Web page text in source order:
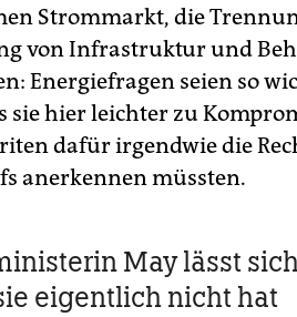
Strommarkt, die
von Infrastruktur und
Energiefragen seien so
sie hier leichter zu
dafür irgendwie die
anerkennen müssten.
May lässt
­eigentlich nicht hat